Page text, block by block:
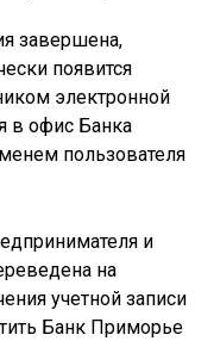
завершена,
появится
электронной
в офис Банка
пользователя
и
на
учетной записи
Банк Приморье